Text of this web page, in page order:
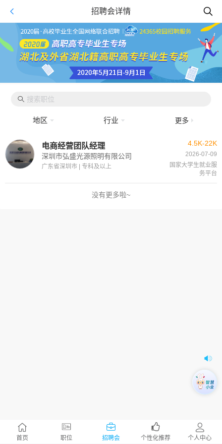
招聘会详情
地区 行业 更多
电商经营团队经理
深圳市弘盛光源照明有限公司
广东省深圳市 | 专科及以上
4.5K-22K
2026-07-09
国家大学生就业服
务平台
没有更多啦~
首页 职位 招聘会 个性化推荐 个人中心